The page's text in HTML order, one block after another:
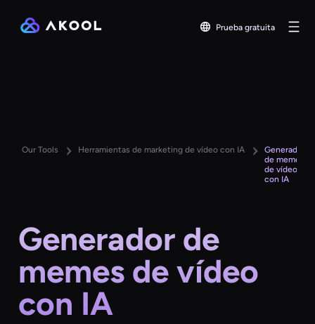
Prueba gratuita
Our Tools Herramientas de marketing de vídeo con IA
Generador
de memes
de vídeo
con IA
Generador de
memes de vídeo
con IA